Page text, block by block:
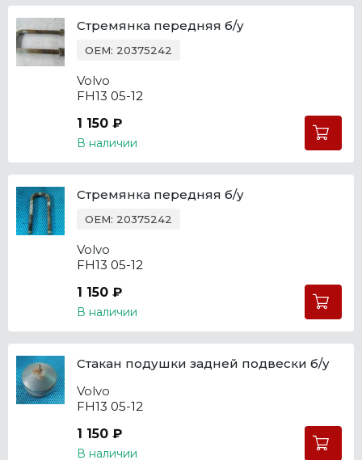
Стремянка передняя б/у
OEM: 20375242
Volvo
FH13 05-12
1 150 ₽
В наличии
Стремянка передняя б/у
OEM: 20375242
Volvo
FH13 05-12
1 150 ₽
В наличии
Стакан подушки задней подвески б/у
Volvo
FH13 05-12
1 150 ₽
В наличии